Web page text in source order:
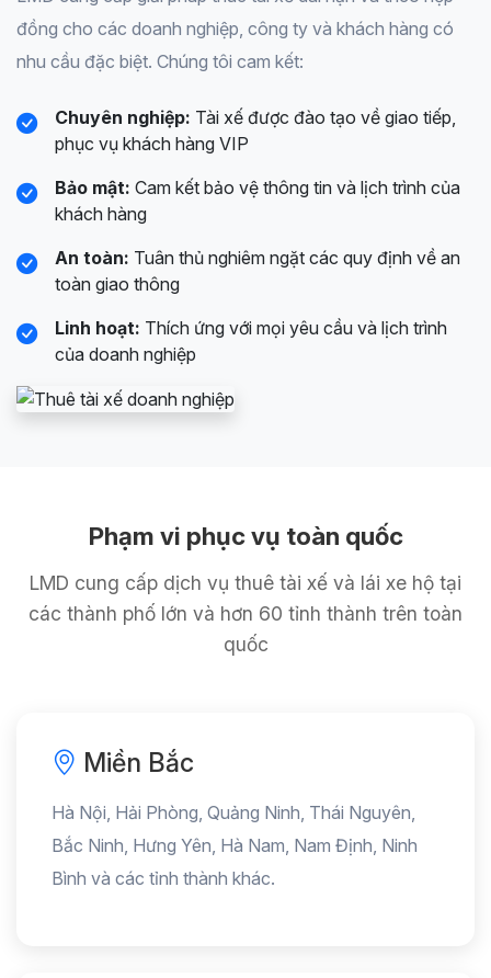
đồng cho các doanh nghiệp, công ty và khách hàng có
nhu cầu đặc biệt. Chúng tôi cam kết:
Chuyên nghiệp: Tài xế được đào tạo về giao tiếp,
phục vụ khách hàng VIP
Bảo mật: Cam kết bảo vệ thông tin và lịch trình của
khách hàng
An toàn: Tuân thủ nghiêm ngặt các quy định về an
toàn giao thông
Linh hoạt: Thích ứng với mọi yêu cầu và lịch trình
của doanh nghiệp
Phạm vi phục vụ toàn quốc
LMD cung cấp dịch vụ thuê tài xế và lái xe hộ tại
các thành phố lớn và hơn 60 tỉnh thành trên toàn
quốc
Miền Bắc
Hà Nội, Hải Phòng, Quảng Ninh, Thái Nguyên,
Bắc Ninh, Hưng Yên, Hà Nam, Nam Định, Ninh
Bình và các tỉnh thành khác.